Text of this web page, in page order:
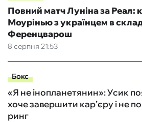
8 серпня 21:53
Повний матч Луніна за Реал:
Моурінью з українцем в
Ференцварош
Бокс
«Я не інопланетянин»: Усик
хоче завершити кар’єру і не
ринг